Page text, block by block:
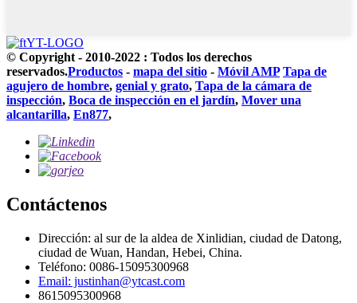
© Copyright - 2010-2022 : Todos los derechos
reservados.Productos - mapa del sitio - Móvil AMP Tapa de
agujero de hombre, genial y grato, Tapa de la cámara de
inspección, Boca de inspección en el jardín, Mover una
alcantarilla, En877,
Contáctenos
Dirección: al sur de la aldea de Xinlidian, ciudad de Datong,
ciudad de Wuan, Handan, Hebei, China.
Teléfono: 0086-15095300968
Email: justinhan@ytcast.com
8615095300968